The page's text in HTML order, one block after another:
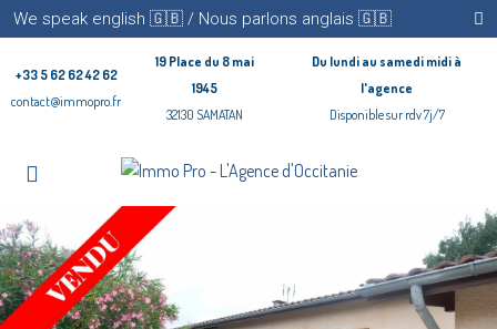
We speak english 🇬🇧 / Nous parlons anglais 🇬🇧
+33 5 62 62 42 62
contact@immopro.fr
19 Place du 8 mai
1945
32130 SAMATAN
Du lundi au samedi midi à
l'agence
Disponible sur rdv 7j/7